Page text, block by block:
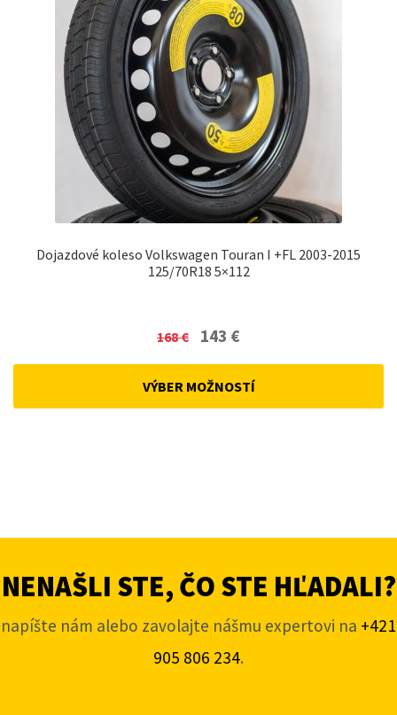
Dojazdové koleso Volkswagen Touran I +FL 2003-2015
125/70R18 5×112
168€
Original
was:
143 €Current
VÝBER MOŽNOSTÍ
NENAŠLI STE, ČO STE HĽADALI?
napíšte nám alebo zavolajte nášmu expertovi na +421
905 806 234.